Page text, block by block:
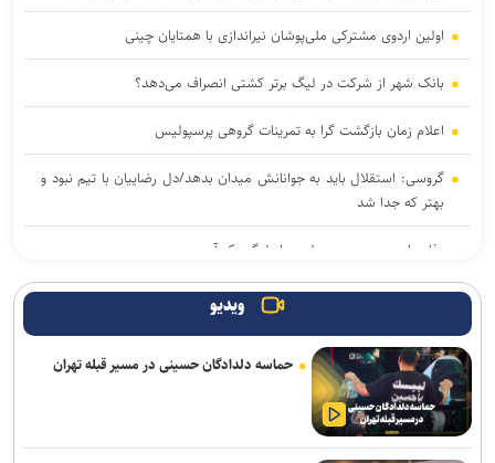
اولین اردوی مشترکی ملی‌پوشان نیراندازی با همتایان چینی
بانک شهر از شرکت در لیگ برتر کشتی انصراف می‌دهد؟
اعلام زمان بازگشت گرا به تمرینات گروهی پرسپولیس
گروسی: استقلال باید به جوانانش میدان بدهد/دل رضاییان با تیم نبود و
بهتر که جدا شد
دفاع راست جدید پرسپولیس از لیگ یک آمد
میکائیلی: استقلال برای تکرار قهرمانی در لیگ برتر امسال شرکت می‌کند/
زمزمه‌هایی از طرح لالوویچ؛ مشکل «سن واقعی» کشتی‌گیران حل
می‌شود؟
پاکدل: تیم ملی هندبال بدون لژیونرها راهی بازی‌های آسیایی ناگویا
ویدیو
حماسه دلدادگان حسینی در مسیر قبله تهران